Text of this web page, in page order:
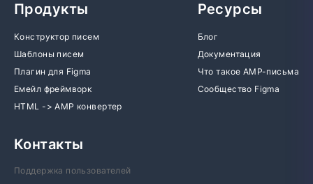
Продукты
Конструктор писем
Шаблоны писем
Плагин для Figma
Емейл фреймворк
HTML -> AMP конвертер
Ресурсы
Блог
Документация
Что такое AMP-письма
Сообщество Figma
Контакты
Поддержка пользователей